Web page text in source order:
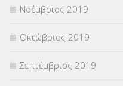
Νοέμβριος 2019
Οκτώβριος 2019
Σεπτέμβριος 2019